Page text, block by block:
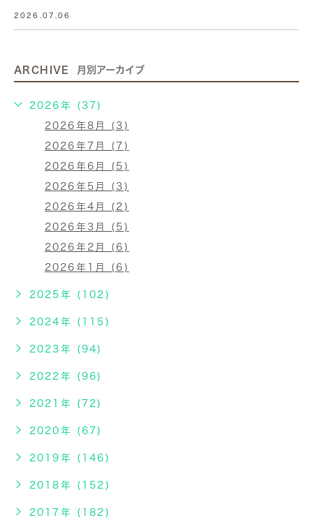
2026.07.06
ARCHIVE 月別アーカイブ
2026年 (37)
2026年8月 (3)
2026年7月 (7)
2026年6月 (5)
2026年5月 (3)
2026年4月 (2)
2026年3月 (5)
2026年2月 (6)
2026年1月 (6)
2025年 (102)
2024年 (115)
2023年 (94)
2022年 (96)
2021年 (72)
2020年 (67)
2019年 (146)
2018年 (152)
2017年 (182)